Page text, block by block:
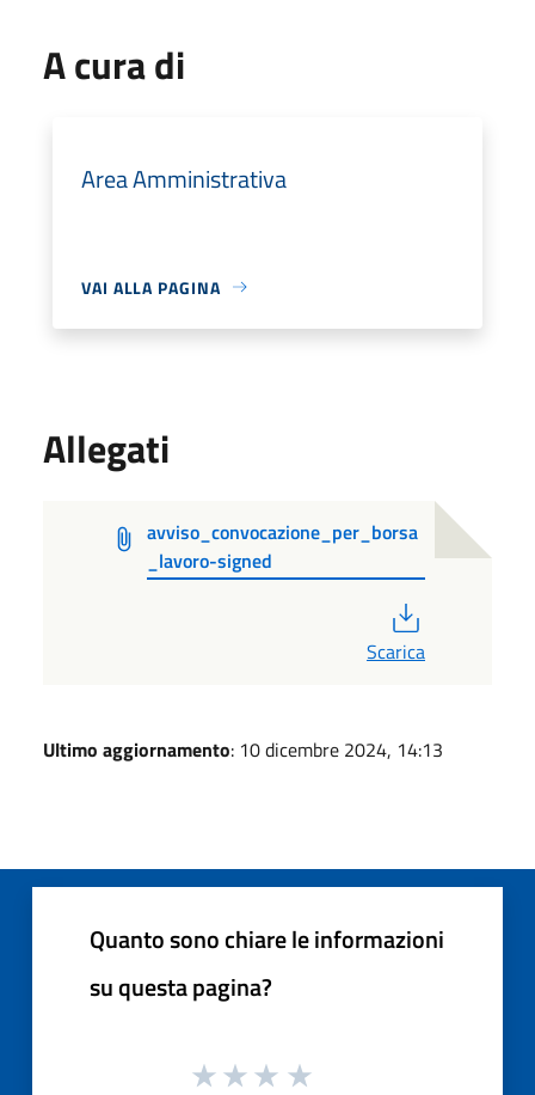
A cura di
Area Amministrativa
VAI ALLA PAGINA
Allegati
avviso_convocazione_per_borsa
_lavoro-signed
Scarica
Ultimo aggiornamento: 10 dicembre 2024, 14:13
Quanto sono chiare le informazioni
su questa pagina?